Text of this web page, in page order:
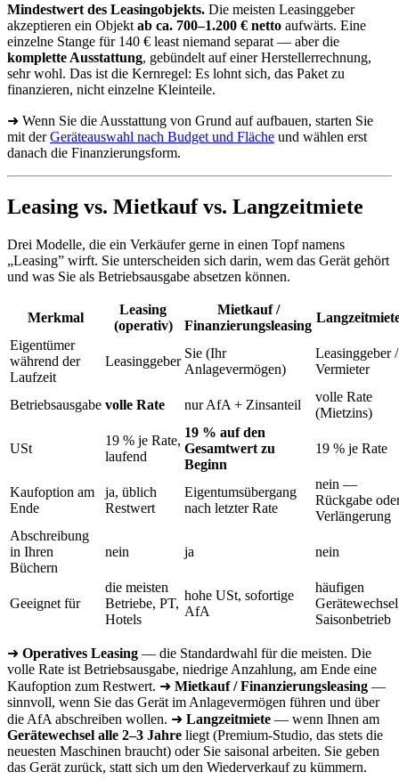
Mindestwert des Leasingobjekts. Die meisten Leasinggeber
akzeptieren ein Objekt ab ca. 700–1.200 € netto aufwärts. Eine
einzelne Stange für 140 € least niemand separat — aber die
komplette Ausstattung, gebündelt auf einer Herstellerrechnung,
sehr wohl. Das ist die Kernregel: Es lohnt sich, das Paket zu
finanzieren, nicht einzelne Kleinteile.
➜ Wenn Sie die Ausstattung von Grund auf aufbauen, starten Sie
mit derGeräteauswahl nach Budget und Fläche und wählen erst
danach die Finanzierungsform.
Leasing vs. Mietkauf vs. Langzeitmiete
Drei Modelle, die ein Verkäufer gerne in einen Topf namens
„Leasing” wirft. Sie unterscheiden sich darin, wem das Gerät gehört
und was Sie als Betriebsausgabe absetzen können.
Merkmal
Leasing
(operativ)
Mietkauf /
Finanzierungsleasing
Eigentümer
während der
Laufzeit
Leasinggeber
Sie (Ihr
Anlagevermögen)
Leasinggeber /
Vermieter
Betriebsausgabe volle Rate nur AfA + Zinsanteil
volle Rate
(Mietzins)
USt
19 % je Rate,
laufend
19 % auf den
Gesamtwert zu
Beginn
19 % je Rate
Kaufoption am
Ende
ja, üblich
Restwert
Eigentumsübergang
nach letzter Rate
nein —
Rückgabe
Verlängerung
Abschreibung
in Ihren
Büchern
nein ja nein
Geeignet für
die meisten
Betriebe, PT,
Hotels
hohe USt, sofortige
AfA
häufigen
Saisonbetrieb
➜ Operatives Leasing — die Standardwahl für die meisten. Die
volle Rate ist Betriebsausgabe, niedrige Anzahlung, am Ende eine
Kaufoption zum Restwert. ➜ Mietkauf / Finanzierungsleasing —
sinnvoll, wenn Sie das Gerät im Anlagevermögen führen und über
die AfA abschreiben wollen. ➜ Langzeitmiete — wenn Ihnen am
Gerätewechsel alle 2–3 Jahre liegt (Premium-Studio, das stets die
neuesten Maschinen braucht) oder Sie saisonal arbeiten. Sie geben
das Gerät zurück, statt sich um den Wiederverkauf zu kümmern.